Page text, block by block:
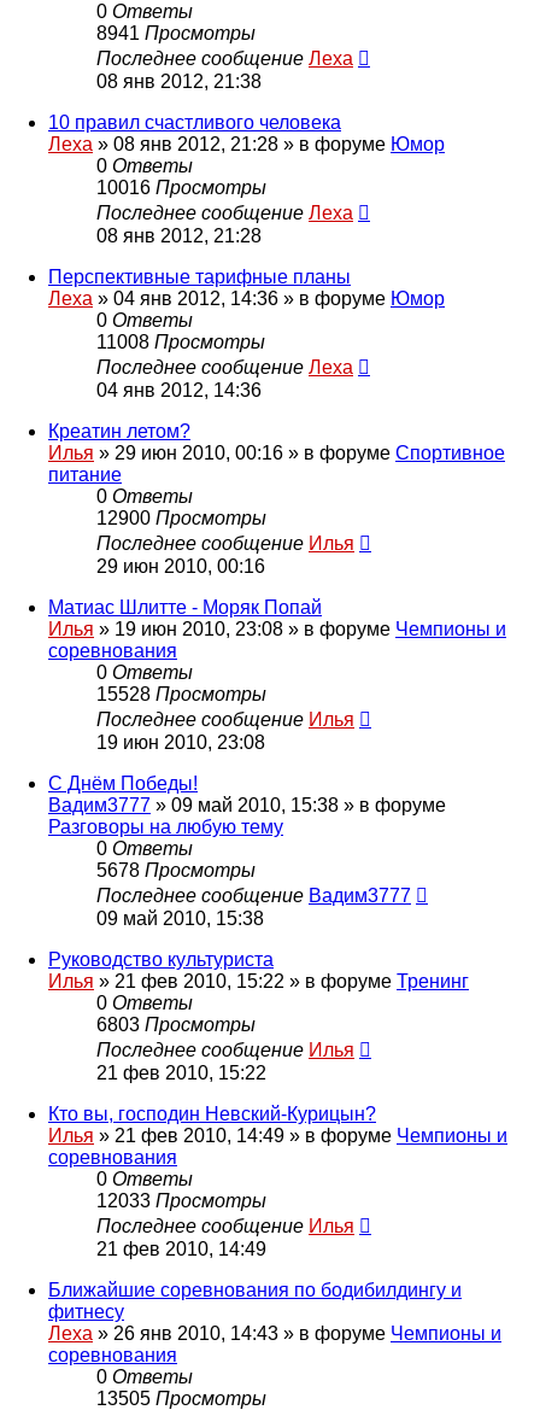
0 Ответы
8941 Просмотры
Последнее сообщение Леха
08 янв 2012, 21:38
10 правил счастливого человека
Леха » 08 янв 2012, 21:28 » в форуме Юмор
0 Ответы
10016 Просмотры
Последнее сообщение Леха
08 янв 2012, 21:28
Перспективные тарифные планы
Леха » 04 янв 2012, 14:36 » в форуме Юмор
0 Ответы
11008 Просмотры
Последнее сообщение Леха
04 янв 2012, 14:36
Креатин летом?
Илья » 29 июн 2010, 00:16 » в форуме Спортивное
питание
0 Ответы
12900 Просмотры
Последнее сообщение Илья
29 июн 2010, 00:16
Матиас Шлитте - Моряк Попай
Илья » 19 июн 2010, 23:08 » в форуме Чемпионы и
соревнования
0 Ответы
15528 Просмотры
Последнее сообщение Илья
19 июн 2010, 23:08
С Днём Победы!
Вадим3777 » 09 май 2010, 15:38 » в форуме
Разговоры на любую тему
0 Ответы
5678 Просмотры
Последнее сообщение Вадим3777
09 май 2010, 15:38
Руководство культуриста
Илья » 21 фев 2010, 15:22 » в форуме Тренинг
0 Ответы
6803 Просмотры
Последнее сообщение Илья
21 фев 2010, 15:22
Кто вы, господин Невский-Курицын?
Илья » 21 фев 2010, 14:49 » в форуме Чемпионы и
соревнования
0 Ответы
12033 Просмотры
Последнее сообщение Илья
21 фев 2010, 14:49
Ближайшие соревнования по бодибилдингу и
фитнесу
Леха » 26 янв 2010, 14:43 » в форуме Чемпионы и
соревнования
0 Ответы
13505 Просмотры